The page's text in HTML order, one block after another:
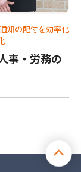
知の配付を効率化
事・労務の